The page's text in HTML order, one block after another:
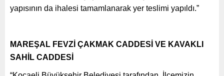
yapısının da ihalesi tamamlanarak yer teslimi yapıldı.”
MAREŞAL FEVZİ ÇAKMAK CADDESİ VE KAVAKLI
SAHİL CADDESİ